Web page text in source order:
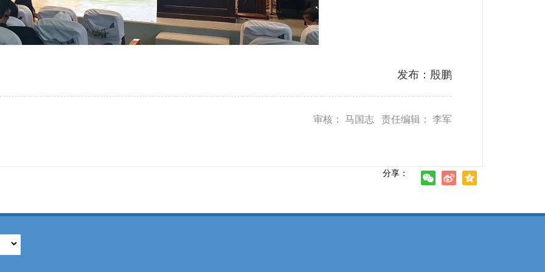
发布：殷鹏
审核： 马国志 责任编辑： 李军
分享：